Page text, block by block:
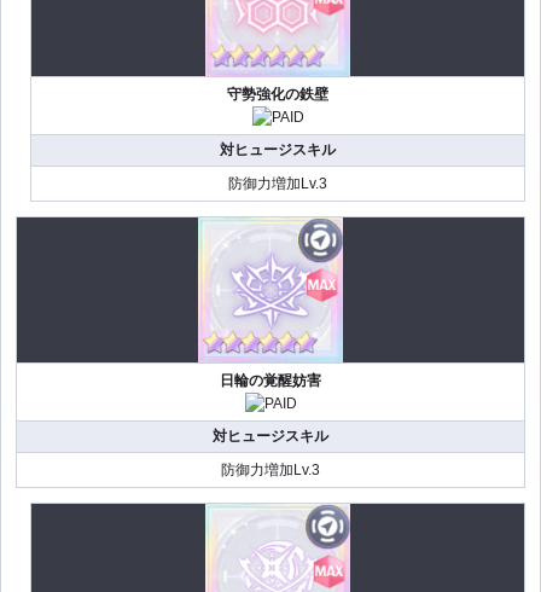
守勢強化の鉄壁
対ヒュージスキル
防御力増加Lv.3
日輪の覚醒妨害
対ヒュージスキル
防御力増加Lv.3